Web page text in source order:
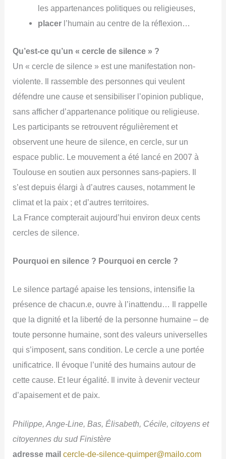
les appartenances politiques ou religieuses,
placer l’humain au centre de la réflexion…
Qu’est-ce qu’un « cercle de silence » ?
Un « cercle de silence » est une manifestation non-
violente. Il rassemble des personnes qui veulent
défendre une cause et sensibiliser l’opinion publique,
sans afficher d’appartenance politique ou religieuse.
Les participants se retrouvent régulièrement et
observent une heure de silence, en cercle, sur un
espace public. Le mouvement a été lancé en 2007 à
Toulouse en soutien aux personnes sans-papiers. Il
s’est depuis élargi à d’autres causes, notamment le
climat et la paix ; et d’autres territoires.
La France compterait aujourd’hui environ deux cents
cercles de silence.
Pourquoi en silence ? Pourquoi en cercle ?
Le silence partagé apaise les tensions, intensifie la
présence de chacun.e, ouvre à l’inattendu… Il rappelle
que la dignité et la liberté de la personne humaine – de
toute personne humaine, sont des valeurs universelles
qui s’imposent, sans condition. Le cercle a une portée
unificatrice. Il évoque l’unité des humains autour de
cette cause. Et leur égalité. Il invite à devenir vecteur
d’apaisement et de paix.
Philippe, Ange-Line, Bas, Élisabeth, Cécile, citoyens et
citoyennes du sud Finistère
adresse mail cercle-de-silence-quimper@mailo.com